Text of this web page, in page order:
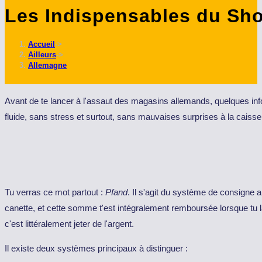
ce
Les Indispensables du
Accueil ->
Ailleurs->
Allemagne
Avant de te lancer à l'assaut des magasins allemands, quelques
fluide, sans stress et surtout, sans mauvaises surprises à la
Tu verras ce mot partout : Pfand. Il s'agit du système de consigne
canette, et cette somme t'est intégralement remboursée lorsque
c'est littéralement jeter de l'argent.
Il existe deux systèmes principaux à distinguer :